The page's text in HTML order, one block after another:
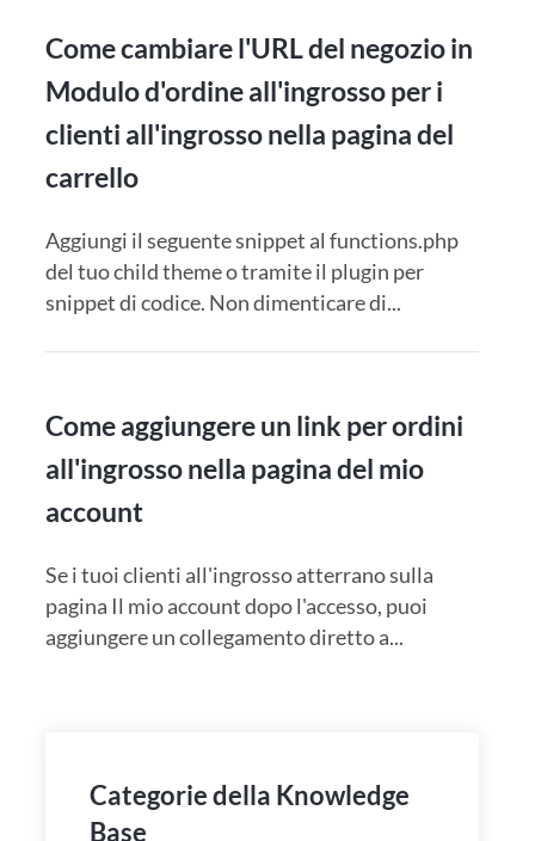
Come cambiare l'URL del negozio in
Modulo d'ordine all'ingrosso per i
clienti all'ingrosso nella pagina del
carrello
Aggiungi il seguente snippet al functions.php
del tuo child theme o tramite il plugin per
snippet di codice. Non dimenticare di...
Come aggiungere un link per ordini
all'ingrosso nella pagina del mio
account
Se i tuoi clienti all'ingrosso atterrano sulla
pagina Il mio account dopo l'accesso, puoi
aggiungere un collegamento diretto a...
Categorie della Knowledge
Base